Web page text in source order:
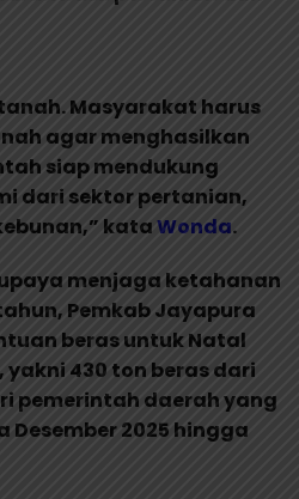
Masyarakat harus
agar menghasilkan
siap mendukung
dari sektor pertanian,
kataWonda.
menjaga ketahanan
Pemkab Jayapura
beras untuk Natal
yakni 430 ton beras dari
pemerintah daerah yang
2025 hingga